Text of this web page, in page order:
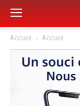
Accueil Accueil